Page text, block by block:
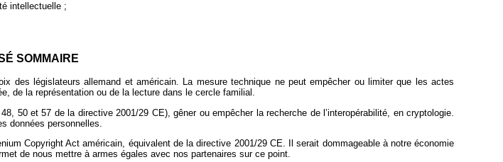
intellectuelle ;
SOMMAIRE
des législateurs allemand et américain. La mesure technique ne peut empêcher ou limiter que les actes
de la représentation ou de la lecture dans le cercle familial.
50 et 57 de la directive 2001/29 CE), gêner ou empêcher la recherche de l’interopérabilité, en cryptologie.
données personnelles.
Copyright Act américain, équivalent de la directive 2001/29 CE. Il serait dommageable à notre économie
de nous mettre à armes égales avec nos partenaires sur ce point.